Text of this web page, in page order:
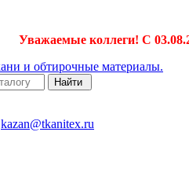
Уважаемые коллеги! С
Найти
kazan@tkanitex.ru